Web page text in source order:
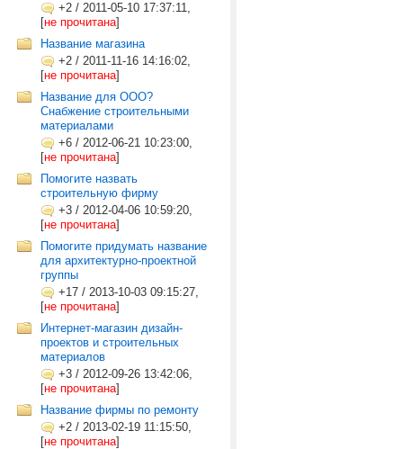
+2 / 2011-05-10 17:37:11,
[не прочитана]
Название магазина
+2 / 2011-11-16 14:16:02,
[не прочитана]
Название для ООО?
Снабжение строительными
материалами
+6 / 2012-06-21 10:23:00,
[не прочитана]
Помогите назвать
строительную фирму
+3 / 2012-04-06 10:59:20,
[не прочитана]
Помогите придумать название
для архитектурно-проектной
группы
+17 / 2013-10-03 09:15:27,
[не прочитана]
Интернет-магазин дизайн-
проектов и строительных
материалов
+3 / 2012-09-26 13:42:06,
[не прочитана]
Название фирмы по ремонту
+2 / 2013-02-19 11:15:50,
[не прочитана]